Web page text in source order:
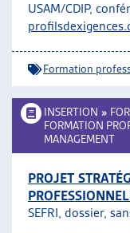
USAM/CDIP,
Formation
INSERTION »
FORMATION
MANAGEMENT
PROJET
SEFRI, dossier,